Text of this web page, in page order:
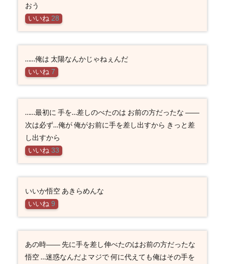
おう
いいね 28
……俺は 太陽なんかじゃねぇんだ
いいね 7
……最初に 手を…差しのべたのは お前の方だったな ――
次は必ず…俺が 俺がお前に手を差し出すから きっと差
し出すから
いいね 33
いいか悟空 あきらめんな
いいね 9
あの時―― 先に手を差し伸べたのはお前の方だったな
悟空 …迷惑なんだよマジで 何に代えても俺はその手を